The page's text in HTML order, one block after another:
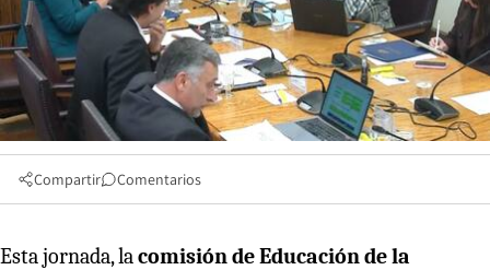
Compartir Comentarios
Esta jornada, lacomisión de Educación de la